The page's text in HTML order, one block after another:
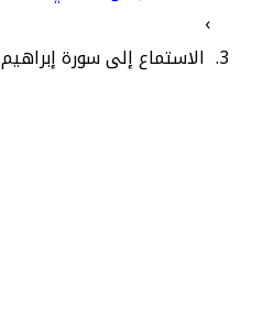
›
الاستماع إلى سورة إبراهيم